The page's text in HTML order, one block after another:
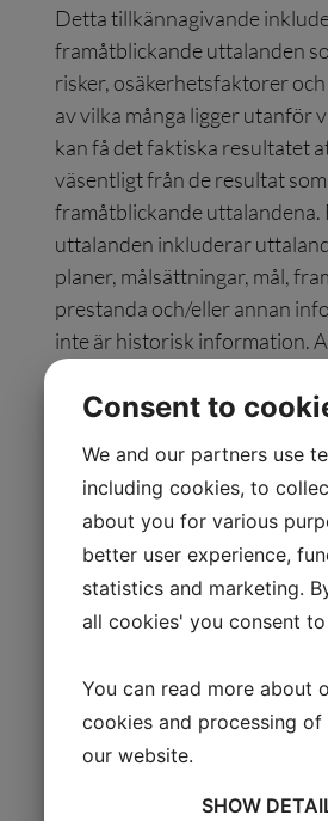
Detta tillkännagivande
framåtblickande uttalanden
risker, osäkerhetsfaktorer
av vilka många ligger utanför
kan få det faktiska resultatet
väsentligt från de resultat
framåtblickande uttalandena.
uttalanden inkluderar
planer, målsättningar, mål,
prestanda och/eller annan
inte är historisk information.
kvalificerade av dessa
åtfölja de framåtblickande
oss ingen skyldighet att
eller revidera
återspegla efterföljande
omständigheter efter det
med undantag av vad som
Certified Adviser:
Fondkommission, Norra
Malmö, Sweden
Consent to
We and our partners use
including cookies, to
about you for various
better user experience,
statistics and marketing.
all cookies' you consent
You can read more about
cookies and processing
our website.
SHOW